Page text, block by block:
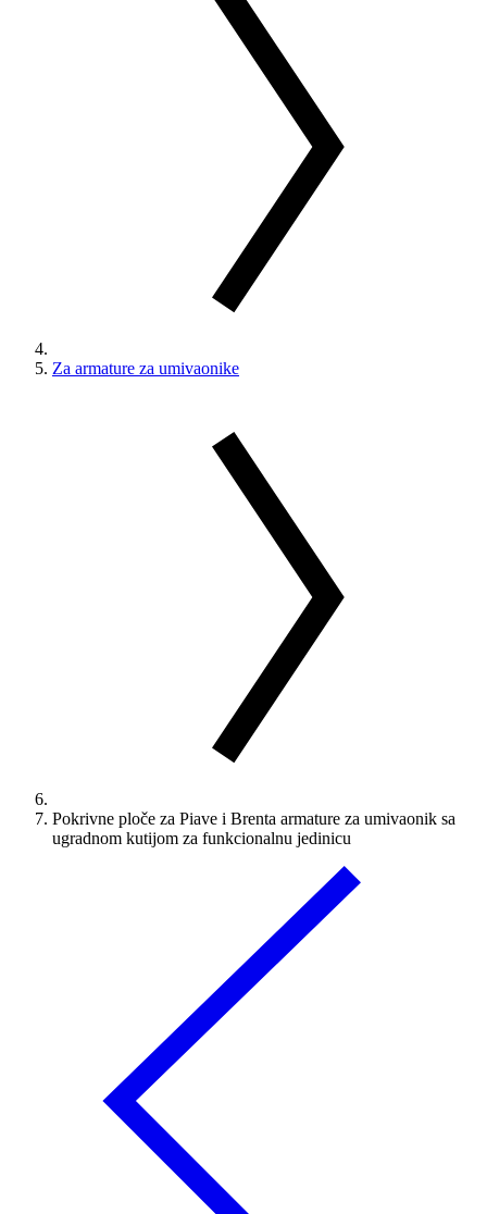
Za armature za umivaonike
Pokrivne ploče za Piave i Brenta armature za umivaonik sa
ugradnom kutijom za funkcionalnu jedinicu